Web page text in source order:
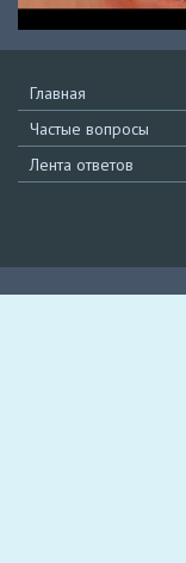
Главная
Частые вопросы
Лента ответов